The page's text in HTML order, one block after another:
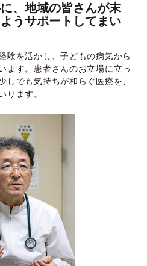
、地域の皆さんが末
うサポートしてまい
験を活かし、子どもの病気から
ます。患者さんのお立場に立っ
しでも気持ちが和らぐ医療を、
ります。